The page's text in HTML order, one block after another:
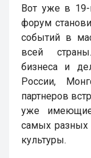
Вот уже в 19-
форум
событий в
всей
бизнеса и
России,
партнеров
уже
самых разных
культуры.